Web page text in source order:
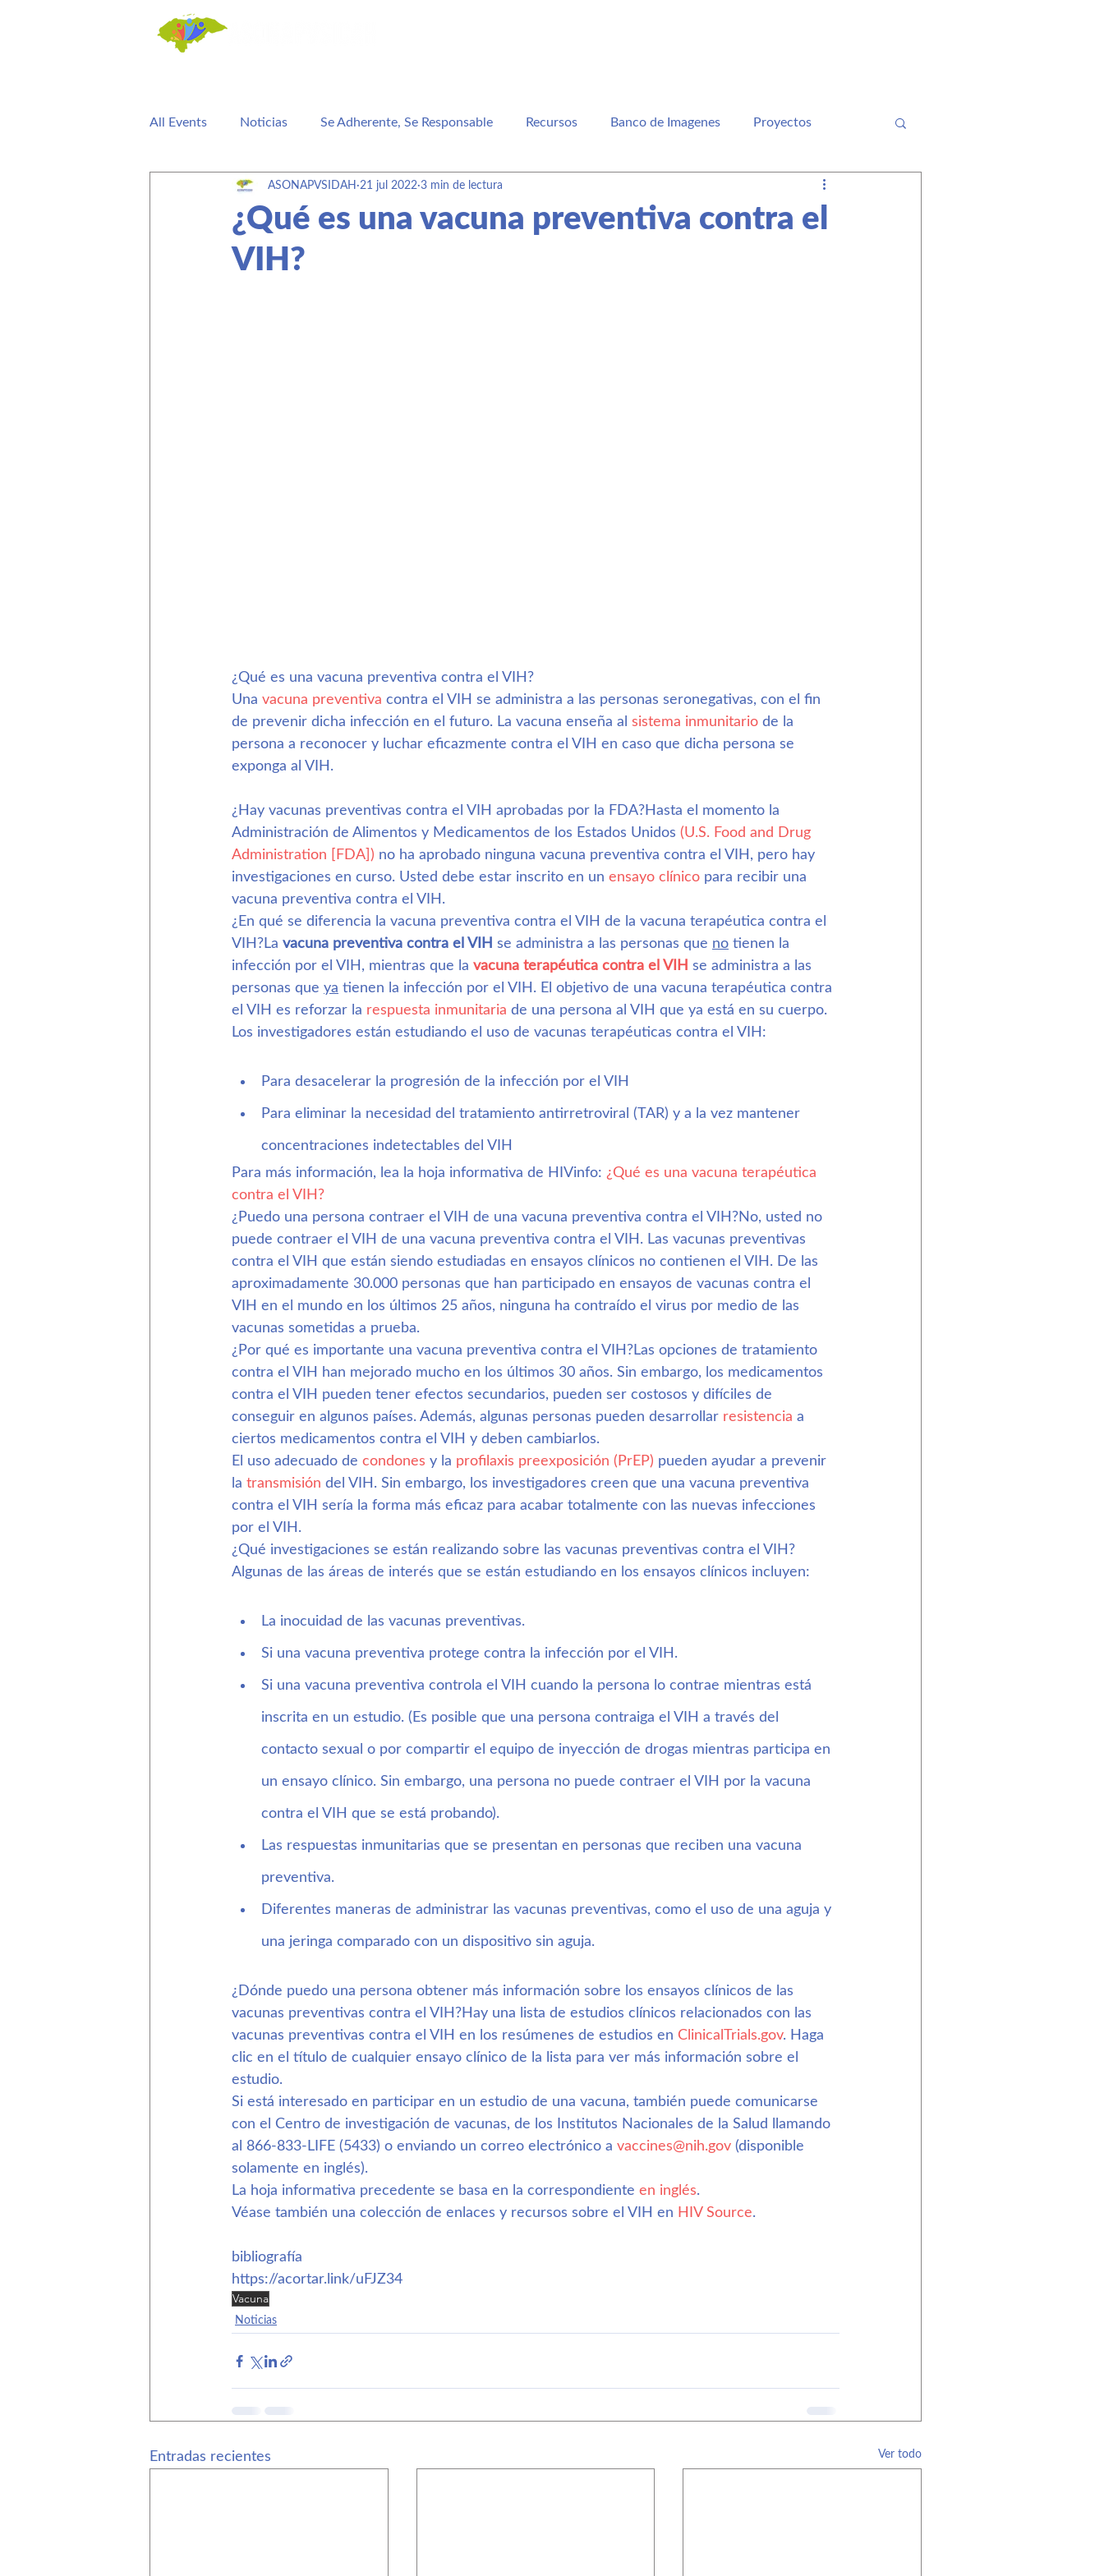
All Events Noticias Se Adherente, Se Responsable Recursos Banco de Imagenes Proyectos
Terminos de referencia Estadística PrEP y PEP
¿Qué es una vacuna preventiva contra el
VIH?
ASONAPVSIDAH 21 jul 2022 3 min de lectura
¿Qué es una vacuna preventiva contra el VIH?
Una vacuna preventiva contra el VIH se administra a las personas seronegativas, con el fin
de prevenir dicha infección en el futuro. La vacuna enseña al sistema inmunitario de la
persona a reconocer y luchar eficazmente contra el VIH en caso que dicha persona se
exponga al VIH.
¿Hay vacunas preventivas contra el VIH aprobadas por la FDA?Hasta el momento la
Administración de Alimentos y Medicamentos de los Estados Unidos (U.S. Food and Drug
Administration [FDA]) no ha aprobado ninguna vacuna preventiva contra el VIH, pero hay
investigaciones en curso. Usted debe estar inscrito en un ensayo clínico para recibir una
vacuna preventiva contra el VIH.
¿En qué se diferencia la vacuna preventiva contra el VIH de la vacuna terapéutica contra el
VIH?La vacuna preventiva contra el VIH se administra a las personas que no tienen la
infección por el VIH, mientras que la vacuna terapéutica contra el VIH se administra a las
personas que ya tienen la infección por el VIH. El objetivo de una vacuna terapéutica contra
el VIH es reforzar la respuesta inmunitaria de una persona al VIH que ya está en su cuerpo.
Los investigadores están estudiando el uso de vacunas terapéuticas contra el VIH:
Para desacelerar la progresión de la infección por el VIH
Para eliminar la necesidad del tratamiento antirretroviral (TAR) y a la vez mantener
concentraciones indetectables del VIH
Para más información, lea la hoja informativa de HIVinfo: ¿Qué es una vacuna terapéutica
contra el VIH?
¿Puedo una persona contraer el VIH de una vacuna preventiva contra el VIH?No, usted no
puede contraer el VIH de una vacuna preventiva contra el VIH. Las vacunas preventivas
contra el VIH que están siendo estudiadas en ensayos clínicos no contienen el VIH. De las
aproximadamente 30.000 personas que han participado en ensayos de vacunas contra el
VIH en el mundo en los últimos 25 años, ninguna ha contraído el virus por medio de las
vacunas sometidas a prueba.
¿Por qué es importante una vacuna preventiva contra el VIH?Las opciones de tratamiento
contra el VIH han mejorado mucho en los últimos 30 años. Sin embargo, los medicamentos
contra el VIH pueden tener efectos secundarios, pueden ser costosos y difíciles de
conseguir en algunos países. Además, algunas personas pueden desarrollar resistencia a
ciertos medicamentos contra el VIH y deben cambiarlos.
El uso adecuado de condones y la profilaxis preexposición (PrEP) pueden ayudar a prevenir
la transmisión del VIH. Sin embargo, los investigadores creen que una vacuna preventiva
contra el VIH sería la forma más eficaz para acabar totalmente con las nuevas infecciones
por el VIH.
¿Qué investigaciones se están realizando sobre las vacunas preventivas contra el VIH?
Algunas de las áreas de interés que se están estudiando en los ensayos clínicos incluyen:
La inocuidad de las vacunas preventivas.
Si una vacuna preventiva protege contra la infección por el VIH.
Si una vacuna preventiva controla el VIH cuando la persona lo contrae mientras está
inscrita en un estudio. (Es posible que una persona contraiga el VIH a través del
contacto sexual o por compartir el equipo de inyección de drogas mientras participa en
un ensayo clínico. Sin embargo, una persona no puede contraer el VIH por la vacuna
contra el VIH que se está probando).
Las respuestas inmunitarias que se presentan en personas que reciben una vacuna
preventiva.
Diferentes maneras de administrar las vacunas preventivas, como el uso de una aguja y
una jeringa comparado con un dispositivo sin aguja.
¿Dónde puedo una persona obtener más información sobre los ensayos clínicos de las
vacunas preventivas contra el VIH?Hay una lista de estudios clínicos relacionados con las
vacunas preventivas contra el VIH en los resúmenes de estudios en ClinicalTrials.gov. Haga
clic en el título de cualquier ensayo clínico de la lista para ver más información sobre el
estudio.
Si está interesado en participar en un estudio de una vacuna, también puede comunicarse
con el Centro de investigación de vacunas, de los Institutos Nacionales de la Salud llamando
al 866-833-LIFE (5433) o enviando un correo electrónico a vaccines@nih.gov (disponible
solamente en inglés).
La hoja informativa precedente se basa en la correspondiente en inglés.
Véase también una colección de enlaces y recursos sobre el VIH en HIV Source.
bibliografía
https://acortar.link/uFJZ34
Vacuna
Noticias
Entradas recientes Ver todo